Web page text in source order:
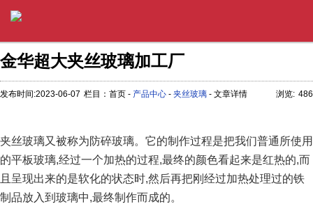
金华超大夹丝玻璃加工厂
发布时间:2023-06-07 栏目：首页 - 产品中心 - 夹丝玻璃 - 文章详情 浏览: 486
夹丝玻璃又被称为防碎玻璃。它的制作过程是把我们普通所使用
的平板玻璃,经过一个加热的过程,最终的颜色看起来是红热的,而
且呈现出来的是软化的状态时,然后再把刚经过加热处理过的铁
制品放入到玻璃中,最终制作而成的。